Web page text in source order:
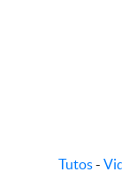
Tutos-